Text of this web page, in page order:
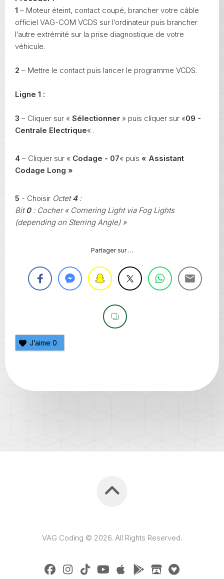
1 – Moteur éteint, contact coupé, brancher votre câble
officiel VAG-COM VCDS sur l’ordinateur puis brancher
l’autre extrémité sur la prise diagnostique de votre
véhicule.
2 – Mettre le contact puis lancer le programme VCDS.
Ligne 1 :
3 – Cliquer sur « Sélectionner » puis cliquer sur «09 -
Centrale Electrique« .
4 – Cliquer sur « Codage - 07« puis « Assistant
Codage Long »
5 - Choisir Octet4:
Bit0: Cocher « Cornering Light via Fog Lights
(depending on Sterring Angle) »
Partager sur …
J’aime 0
VAG Coding © 2026. All Rights Reserved.